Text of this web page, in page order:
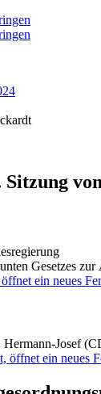
Sitzung
Gesetzes
ein neues
Josef
öffnet ein neues